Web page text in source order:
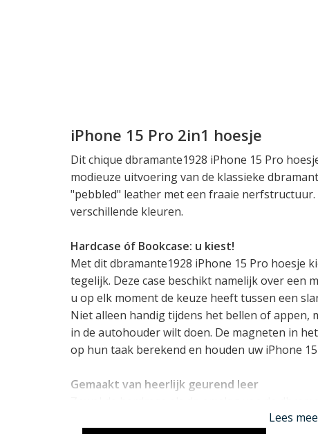
iPhone 15 Pro 2in1 hoesje
Dit chique dbramante1928 iPhone 15 Pro
modieuze uitvoering van de klassieke
"pebbled" leather met een fraaie nerfstructuur.
verschillende kleuren.
Hardcase óf Bookcase: u kiest!
Met dit dbramante1928 iPhone 15 Pro hoesje
tegelijk. Deze case beschikt namelijk over een
u op elk moment de keuze heeft tussen een
Niet alleen handig tijdens het bellen of appen,
in de autohouder wilt doen. De magneten in
op hun taak berekend en houden uw iPhone
Gemaakt van heerlijk geurend leer
topgrain (volnerf) leer gemaakt. Dit geeft dit
Lees